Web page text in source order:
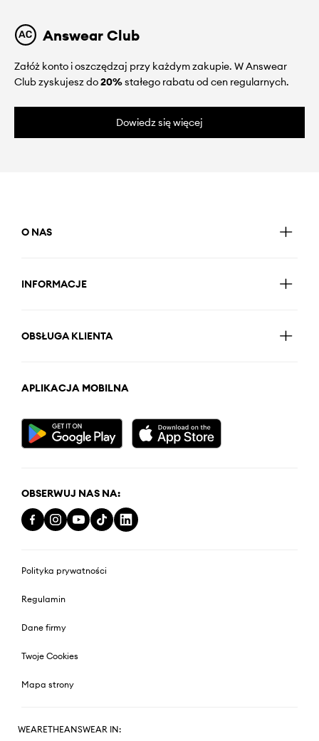
Answear Club
Załóż konto i oszczędzaj przy każdym zakupie. W Answear
Club zyskujesz do20%stałego rabatu od cen regularnych.
Dowiedz się więcej
O NAS
INFORMACJE
OBSŁUGA KLIENTA
APLIKACJA MOBILNA
OBSERWUJ NAS NA:
Polityka prywatności
Regulamin
Dane firmy
Twoje Cookies
Mapa strony
WEARETHEANSWEAR IN: